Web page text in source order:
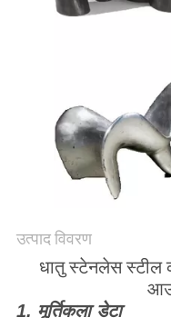
समाचार
उद्धरण
साइटमैप
PRIVACY
उत्पाद विवरण
धातु स्टेनलेस स्टील
1. मूर्तिकला डेटा